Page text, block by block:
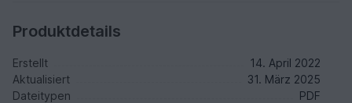
Produktdetails
Erstellt
14. April 2022
Aktualisiert
31. März 2025
Dateitypen
PDF